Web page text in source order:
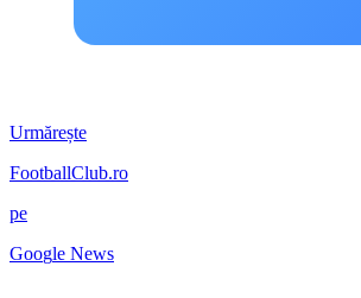
Urmărește
FootballClub.ro
pe
Google News